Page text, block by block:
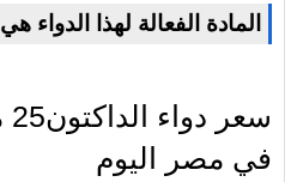
spironolactone المادة الفعالة لهذا الدواء هي
في مصر اليوم